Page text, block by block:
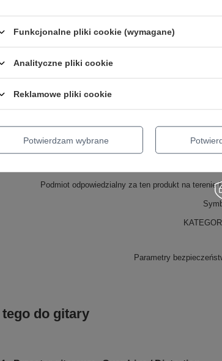
Podmiot odpowiedzialny za ten produkt na terenie
Parametry
do gitary
Funkcjonalne pliki cookie (wymagane)
Analityczne pliki cookie
Reklamowe pliki cookie
Potwierdzam wybrane